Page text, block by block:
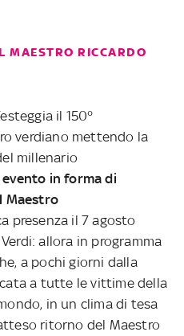
MAESTRO RICCARDO
il 150°
verdiano mettendo la
millenario
in forma di
Maestro
presenza il 7 agosto
allora in programma
a pochi giorni dalla
a tutte le vittime della
in un clima di tesa
ritorno del Maestro